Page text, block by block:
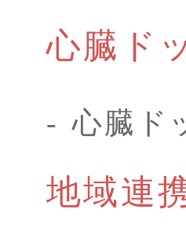
心臓ド
心臓ド
地域連